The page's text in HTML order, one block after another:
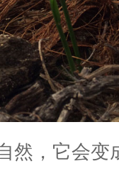
然，它会变